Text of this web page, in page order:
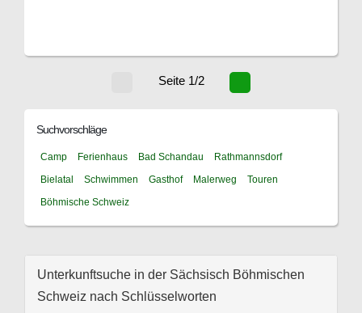
Seite 1/2
Suchvorschläge
Camp Ferienhaus Bad Schandau
Rathmannsdorf
Bielatal
Schwimmen Gasthof Malerweg
Touren
Böhmische Schweiz
Unterkunftsuche in der Sächsisch Böhmischen
Schweiz nach Schlüsselworten